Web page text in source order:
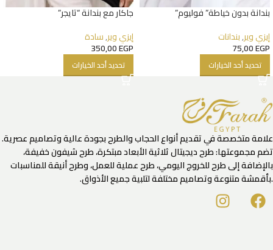
بندانة بدون خياطة” فوليوم”
إيزي وير,بندانات
75,00EGP
تحديد أحد الخيارات
جاكار مع بندانة “تايجر”
إيزي وير,سادة
350,00EGP
تحديد أحد الخيارات
علامة متخصصة في تقديم أنواع الحجاب والطرح بجودة عالية وتصاميم عصرية.
تضم مجموعتها: طرح ديجيتال ثلاثية الأبعاد مبتكرة، طرح شيفون خفيفة،
بالإضافة إلى طرح للخروج اليومي، طرح عملية للعمل، وطرح أنيقة للمناسبات
.بأقمشة متنوعة وتصاميم مختلفة لتلبية جميع الأذواق.